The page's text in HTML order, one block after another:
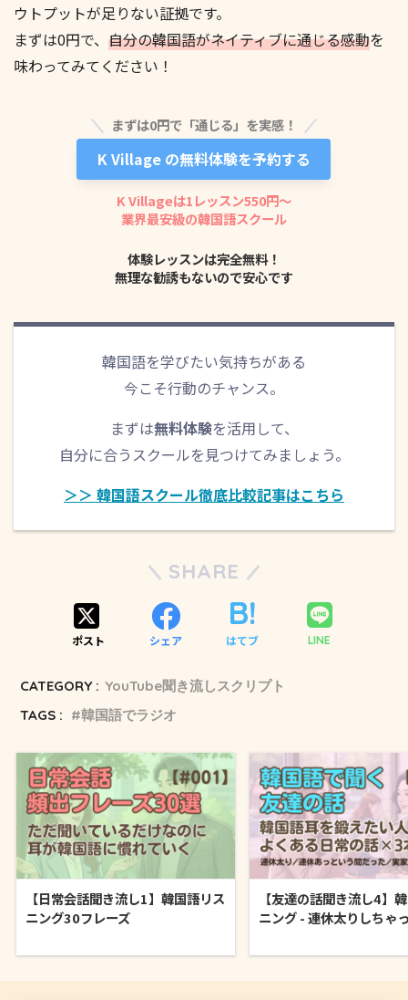
여러분에게도 오늘 사연처럼 다정한 한마디가 찾아오
ウトプットが足りない証拠です。
まずは0円で、 自分の韓国語がネイティブに通じる感動を
味わってみてください！
まずは0円で「通じる」を実感！
K Village の無料体験を予約する
K Villageは1レッスン550円〜
業界最安級の韓国語スクール
体験レッスンは完全無料！
無理な勧誘もないので安心です
韓国語を学びたい気持ちがある
今こそ行動のチャンス。
まずは無料体験を活用して、
自分に合うスクールを見つけてみましょう。
＞＞ 韓国語スクール徹底比較記事はこちら
SHARE
ポスト シェア はてブ LINE
CATEGORY : YouTube聞き流しスクリプト
TAGS :
韓国語でラジオ
【日常会話聞き流し1】韓国語リス
ニング30フレーズ
【友達の話聞き流し4】
ニング - 連休太りしちゃ